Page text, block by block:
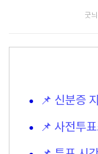
굿
📌 신분증
📌 사전투